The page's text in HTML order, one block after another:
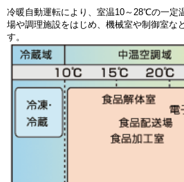
冷暖自動運転により、室温10～28℃の一定
場や調理施設をはじめ、機械室や制御室な
す。